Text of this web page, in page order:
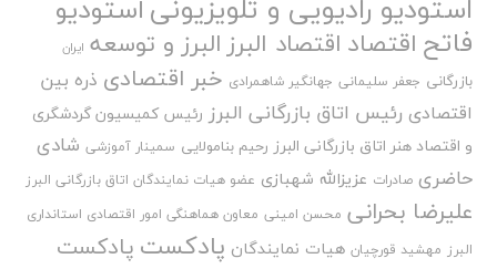
استودیو
فاتح اقتصاد اقتصاد البرزالبرز و توسعه ایران
بازرگانی جعفر سلیمانی جهانگیر شاهمرادی خبر اقتصادی ذره بین
اقتصادی رئیس اتاق بازرگانی البرز رئیس کمیسیون گردشگری
و اقتصاد هنر اتاق بازرگانی البرز رحیم بنامولایی سمینار آموزشی شادی
حاضری صادرات عزیزالله شهبازی عضو هیات نمایندگان اتاق بازرگانی البرز
علیرضا بحرانی محسن امینی معاون هماهنگی امور اقتصادی استانداری
البرز مهشید قورچیان هیات نمایندگان پادکست پادکست